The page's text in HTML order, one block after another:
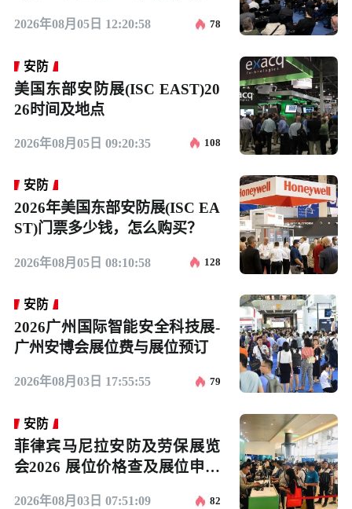
2026年08月05日 12:20:58 78
安防
美国东部安防展(ISC EAST)20
26时间及地点
2026年08月05日 09:20:35 108
安防
2026年美国东部安防展(ISC EA
ST)门票多少钱，怎么购买？
2026年08月05日 08:10:58 128
安防
2026广州国际智能安全科技展-
广州安博会展位费与展位预订
2026年08月03日 17:55:55 79
安防
菲律宾马尼拉安防及劳保展览
会2026 展位价格查及展位申请
2026年08月03日 07:51:09 82